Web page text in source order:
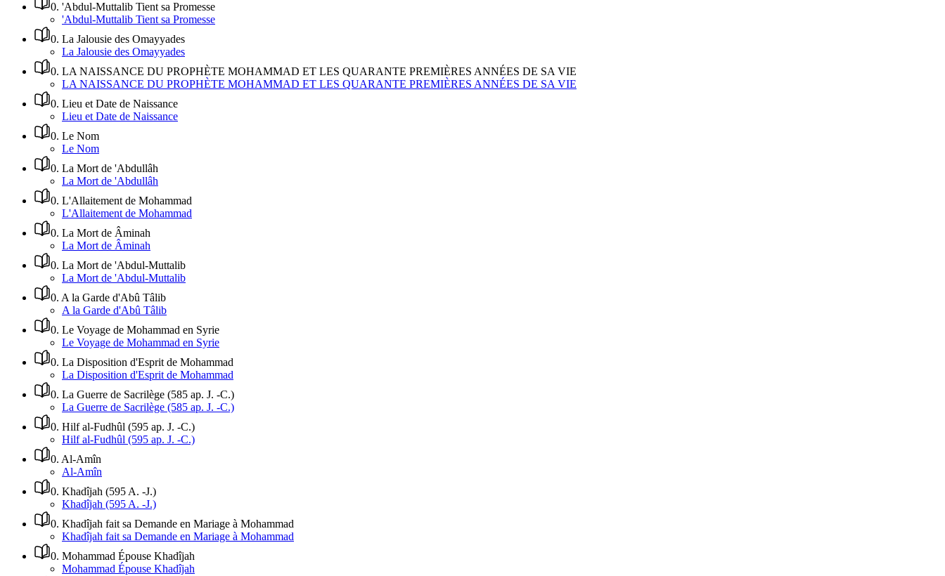
0. 'Abdul-Muttalib Tient sa Promesse
'Abdul-Muttalib Tient sa Promesse
0. La Jalousie des Omayyades
La Jalousie des Omayyades
0. LA NAISSANCE DU PROPHÈTE MOHAMMAD ET LES QUARANTE PREMIÈRES ANNÉES DE SA VIE
LA NAISSANCE DU PROPHÈTE MOHAMMAD ET LES QUARANTE PREMIÈRES ANNÉES DE SA VIE
0. Lieu et Date de Naissance
Lieu et Date de Naissance
0. Le Nom
Le Nom
0. La Mort de 'Abdullâh
La Mort de 'Abdullâh
0. L'Allaitement de Mohammad
L'Allaitement de Mohammad
0. La Mort de Âminah
La Mort de Âminah
0. La Mort de 'Abdul-Muttalib
La Mort de 'Abdul-Muttalib
0. A la Garde d'Abû Tâlib
A la Garde d'Abû Tâlib
0. Le Voyage de Mohammad en Syrie
Le Voyage de Mohammad en Syrie
0. La Disposition d'Esprit de Mohammad
La Disposition d'Esprit de Mohammad
0. La Guerre de Sacrilège (585 ap. J. -C.)
La Guerre de Sacrilège (585 ap. J. -C.)
0. Hilf al-Fudhûl (595 ap. J. -C.)
Hilf al-Fudhûl (595 ap. J. -C.)
0. Al-Amîn
Al-Amîn
0. Khadîjah (595 A. -J.)
Khadîjah (595 A. -J.)
0. Khadîjah fait sa Demande en Mariage à Mohammad
Khadîjah fait sa Demande en Mariage à Mohammad
0. Mohammad Épouse Khadîjah
Mohammad Épouse Khadîjah